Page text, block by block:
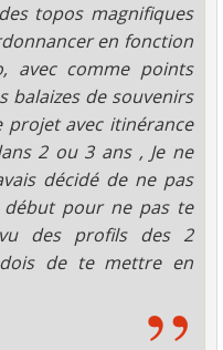
topos magnifiques
en fonction
avec comme points
balaizes de souvenirs
projet avec itinérance
2 ou 3 ans , Je ne
décidé de ne pas
pour ne pas te
des profils des 2
de te mettre en